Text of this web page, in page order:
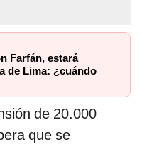
Farfán, estará
de Lima: ¿cuándo
de 20.000
que se